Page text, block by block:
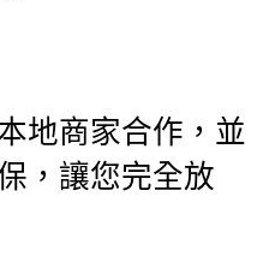
地商家合作，並
，讓您完全放